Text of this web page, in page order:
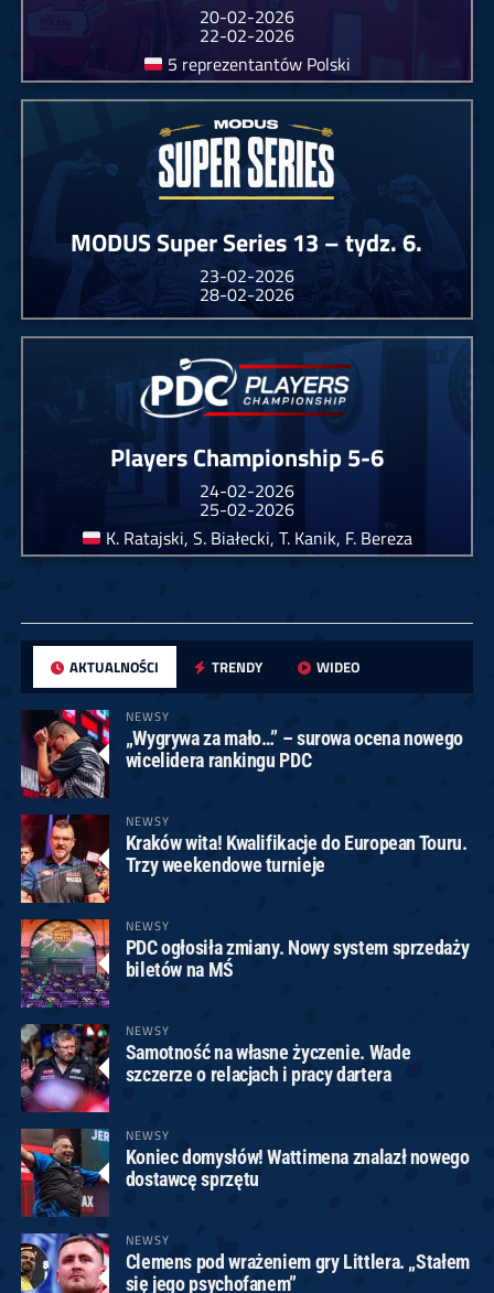
20-02-2026
22-02-2026
5 reprezentantów Polski
MODUS Super Series 13 – tydz. 6.
23-02-2026
28-02-2026
Players Championship 5-6
24-02-2026
25-02-2026
K. Ratajski, S. Białecki, T. Kanik, F. Bereza
AKTUALNOŚCI TRENDY WIDEO
NEWSY
„Wygrywa za mało…” – surowa ocena nowego
wicelidera rankingu PDC
NEWSY
Kraków wita! Kwalifikacje do European Touru.
Trzy weekendowe turnieje
NEWSY
PDC ogłosiła zmiany. Nowy system sprzedaży
biletów na MŚ
NEWSY
Samotność na własne życzenie. Wade
szczerze o relacjach i pracy dartera
NEWSY
Koniec domysłów! Wattimena znalazł nowego
dostawcę sprzętu
NEWSY
Clemens pod wrażeniem gry Littlera. „Stałem
się jego psychofanem”